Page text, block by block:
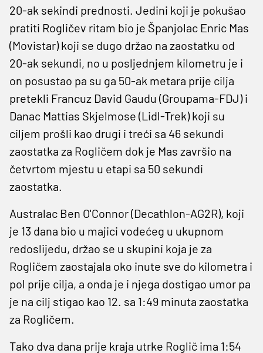
20-ak sekindi prednosti. Jedini koji je pokušao
pratiti Rogličev ritam bio je Španjolac Enric Mas
(Movistar) koji se dugo držao na zaostatku od
20-ak sekundi, no u posljednjem kilometru je i
on posustao pa su ga 50-ak metara prije cilja
pretekli Francuz David Gaudu (Groupama-FDJ) i
Danac Mattias Skjelmose (Lidl-Trek) koji su
ciljem prošli kao drugi i treći sa 46 sekundi
zaostatka za Rogličem dok je Mas završio na
četvrtom mjestu u etapi sa 50 sekundi
zaostatka.
Australac Ben O'Connor (Decathlon-AG2R), koji
je 13 dana bio u majici vodećeg u ukupnom
redoslijedu, držao se u skupini koja je za
Rogličem zaostajala oko inute sve do kilometra i
pol prije cilja, a onda je i njega dostigao umor pa
je na cilj stigao kao 12. sa 1:49 minuta zaostatka
za Rogličem.
Tako dva dana prije kraja utrke Roglič ima 1:54